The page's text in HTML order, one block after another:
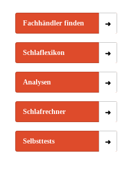
Fachhändler finden
Schlaflexikon
Analysen
Schlafrechner
Selbsttests